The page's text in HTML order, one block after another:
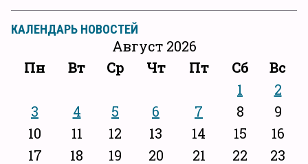
КАЛЕНДАРЬ НОВОСТЕЙ
Август 2026
Пн
Вт Ср Чт Пт Сб Вс
1
2
3
4 5 6 7 8
9
10
11 12 13 14 15
16
17
18 19 20 21 22
23